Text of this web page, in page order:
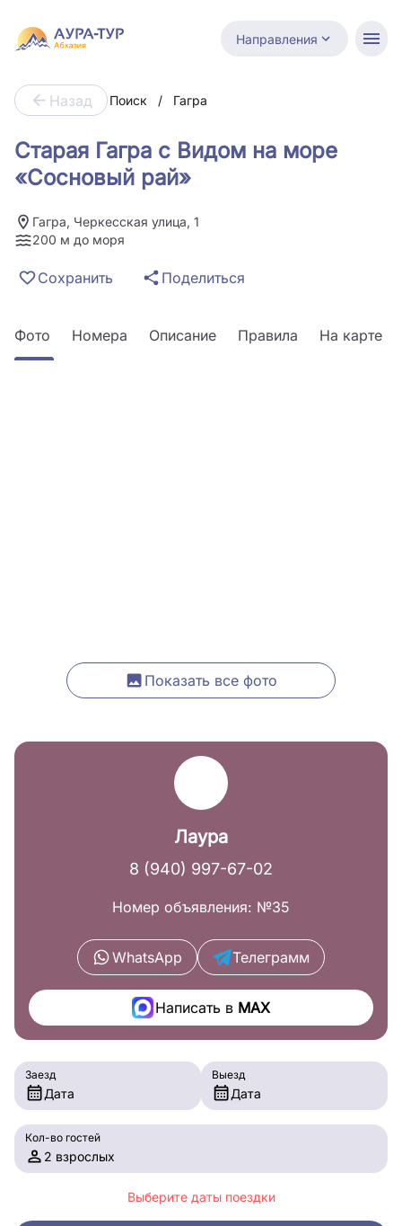
Направления
Назад Поиск / Гагра
Старая Гагра с Видом на море
«Сосновый рай»
Гагра, Черкесская улица, 1
200 м до моря
Сохранить Поделиться
Фото Номера Описание Правила На карте
Показать все фото
Лаура
8 (940) 997-67-02
Номер объявления: №35
WhatsApp Телеграмм
Написать вMAX
Заезд
Дата
Выезд
Дата
Кол-во гостей
2 взрослых
Выберите даты поездки